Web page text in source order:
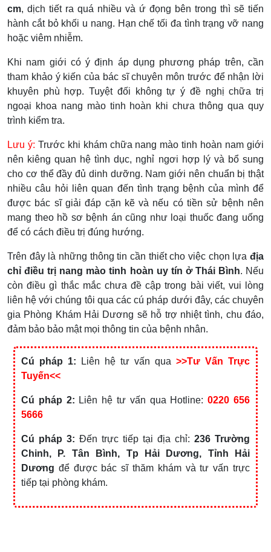
cm, dịch tiết ra quá nhiều và ứ đọng bên trong thì sẽ tiến
hành cắt bỏ khối u nang. Hạn chế tối đa tình trạng vỡ nang
hoặc viêm nhiễm.
Khi nam giới có ý định áp dụng phương pháp trên, cần
tham khảo ý kiến của bác sĩ chuyên môn trước để nhận lời
khuyên phù hợp. Tuyệt đối không tự ý đề nghị chữa trị
ngoại khoa nang mào tinh hoàn khi chưa thông qua quy
trình kiểm tra.
Lưu ý: Trước khi khám chữa nang mào tinh hoàn nam giới
nên kiêng quan hệ tình dục, nghỉ ngơi hợp lý và bổ sung
cho cơ thể đầy đủ dinh dưỡng. Nam giới nên chuẩn bị thật
nhiều câu hỏi liên quan đến tình trạng bệnh của mình để
được bác sĩ giải đáp cặn kẽ và nếu có tiền sử bệnh nên
mang theo hồ sơ bệnh án cũng như loại thuốc đang uống
để có cách điều trị đúng hướng.
Trên đây là những thông tin cần thiết cho việc chọn lựa địa
chỉ điều trị nang mào tinh hoàn uy tín ở Thái Bình. Nếu
còn điều gì thắc mắc chưa đề cập trong bài viết, vui lòng
liên hệ với chúng tôi qua các cú pháp dưới đây, các chuyên
gia Phòng Khám Hải Dương sẽ hỗ trợ nhiệt tình, chu đáo,
đảm bảo bảo mật mọi thông tin của bệnh nhân.
Cú pháp 1: Liên hệ tư vấn qua >>Tư Vấn Trực
Tuyến<<
Cú pháp 2: Liên hệ tư vấn qua Hotline:0220 656
5666
Cú pháp 3: Đến trực tiếp tại địa chỉ: 236 Trường
Chinh, P. Tân Bình, Tp Hải Dương, Tỉnh Hải
Dương để được bác sĩ thăm khám và tư vấn trực
tiếp tại phòng khám.